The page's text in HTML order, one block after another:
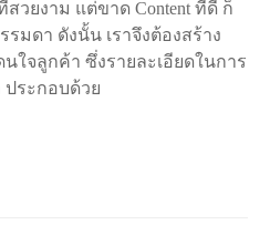
วยงาม แต่ขาด Content ที่ดี ก็
มดา ดังนั้น เราจึงต้องสร้าง
ใจลูกค้า ซึ่งรายละเอียดในการ
ประกอบด้วย